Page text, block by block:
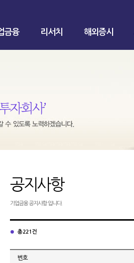
금융 리서치 해외증시
공지사항
기업금융 공지사항 입니다.
총 221건
번호